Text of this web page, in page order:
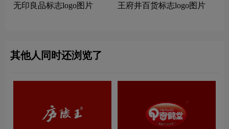
无印良品标志logo图片 王府井百货标志logo图片
其他人同时还浏览了